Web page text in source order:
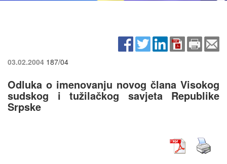
03.02.2004 187/04
Odluka o imenovanju novog člana Visokog
sudskog i tužilačkog savjeta Republike
Srpske